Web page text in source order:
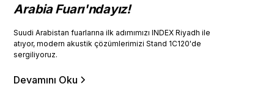
Arabia Fuarı'ndayız!
Suudi Arabistan fuarlarına ilk adımımızı INDEX Riyadh ile
atıyor, modern akustik çözümlerimizi Stand 1C120'de
sergiliyoruz.
Devamını Oku